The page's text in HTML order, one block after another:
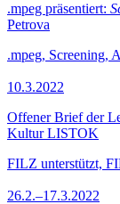
.mpeg präsentiert:
Petrova
.mpeg, Screening,
10.3.2022
Offener Brief der
Kultur LISTOK
FILZ unterstützt,
26.2.–17.3.2022